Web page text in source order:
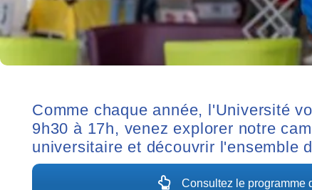
Comme chaque année, l'Université
9h30 à 17h, venez explorer notre
universitaire et découvrir l'ensemble
Consultez le programme